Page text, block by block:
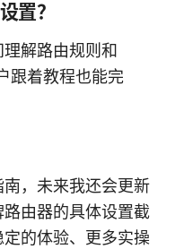
置？
解路由规则和
跟着教程也能完
，未来我还会更新
由器的具体设置截
的体验、更多实操